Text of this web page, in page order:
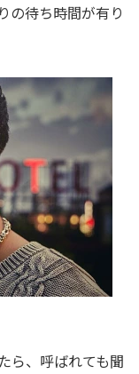
の待ち時間が有り
ら、呼ばれても聞